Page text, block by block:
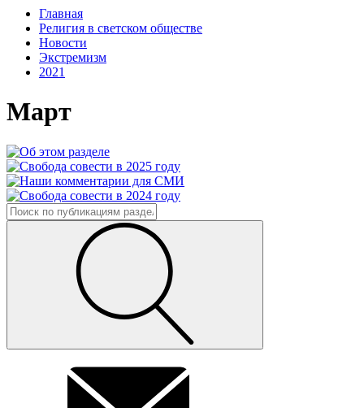
Главная
Религия в светском обществе
Новости
Экстремизм
2021
Март